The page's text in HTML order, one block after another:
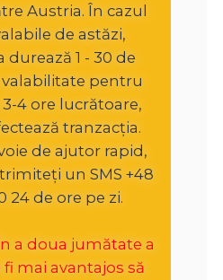
Austria. În cazul
de astăzi,
1 - 30 de
pentru
4 ore lucrătoare,
tranzacția.
de ajutor rapid,
un SMS +48
24 de ore pe zi.
a doua jumătate a
mai avantajos să